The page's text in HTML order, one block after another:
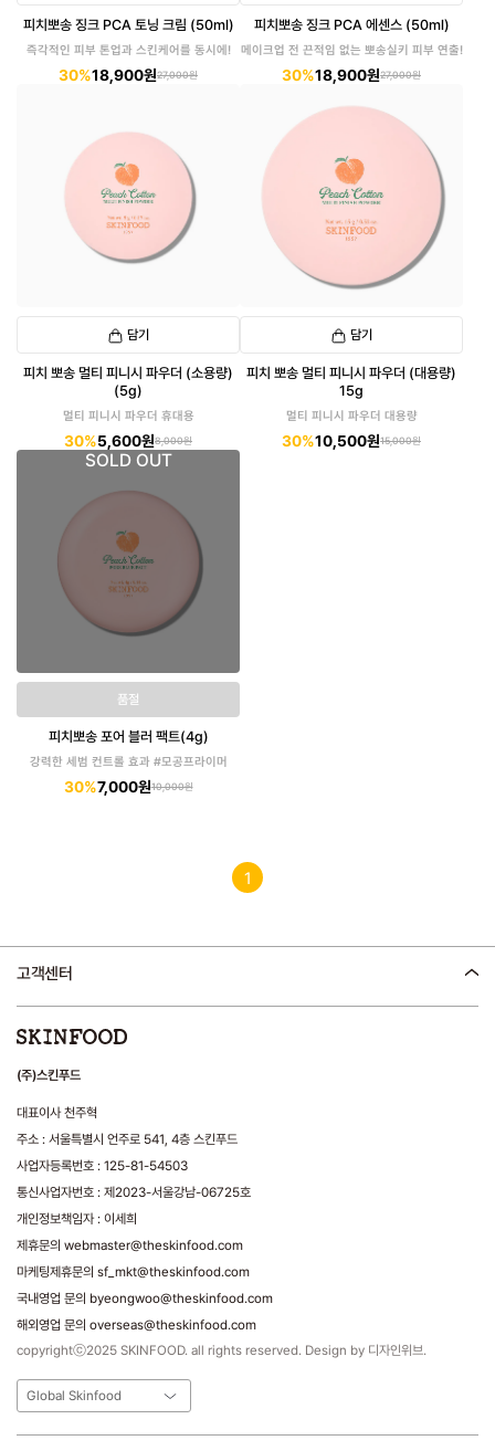
피치뽀송 징크 PCA 토닝 크림 (50ml)
즉각적인 피부 톤업과 스킨케어를 동시에!
30%18,900원27,000원
피치뽀송 징크 PCA 에센스 (50ml)
메이크업 전 끈적임 없는 뽀송실키 피부 연출!
30%18,900원27,000원
담기
피치 뽀송 멀티 피니시 파우더 (소용량)
(5g)
멀티 피니시 파우더 휴대용
30%5,600원8,000원
담기
피치 뽀송 멀티 피니시 파우더 (대용량)
15g
멀티 피니시 파우더 대용량
30%10,500원15,000원
SOLD OUT
품절
피치뽀송 포어 블러 팩트(4g)
강력한 세범 컨트롤 효과 #모공프라이머
30%7,000원10,000원
1
고객센터
(주)스킨푸드
대표이사 천주혁
주소 : 서울특별시 언주로 541, 4층 스킨푸드
사업자등록번호 : 125-81-54503
통신사업자번호 : 제2023-서울강남-06725호
개인정보책임자 : 이세희
제휴문의 webmaster@theskinfood.com
마케팅제휴문의 sf_mkt@theskinfood.com
국내영업 문의 byeongwoo@theskinfood.com
해외영업 문의 overseas@theskinfood.com
copyrightⓒ2025 SKINFOOD. all rights reserved. Design by 디자인위브.
Global Skinfood